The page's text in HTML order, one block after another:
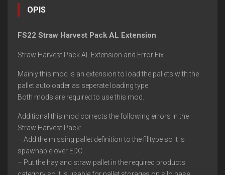
OPIS
FS22 Straw Harvest Pack AL Extension
Straw Harvest Pack AL Extension and Error Fix
Mainly this mod is an extension to load the pallets with the
pallet autoloader as seperate loading type.
Both mods are required to use this mod.
Additional this mod corrects the following errors in the
Straw Harvest Pack:
– Add the missing pallet definition to the filltype so it is
spawnable over EDC
– Put the hay and straw pallet in the required products